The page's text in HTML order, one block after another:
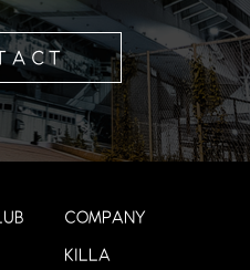
COMPANY
KILLA